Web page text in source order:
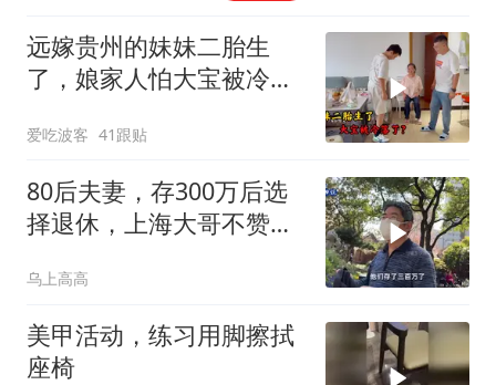
远嫁贵州的妹妹二胎生
了，娘家人怕大宝被冷
爱吃波客 41跟贴
80后夫妻，存300万后选
择退休，上海大哥不赞同
乌上高高
美甲活动，练习用脚擦拭
座椅